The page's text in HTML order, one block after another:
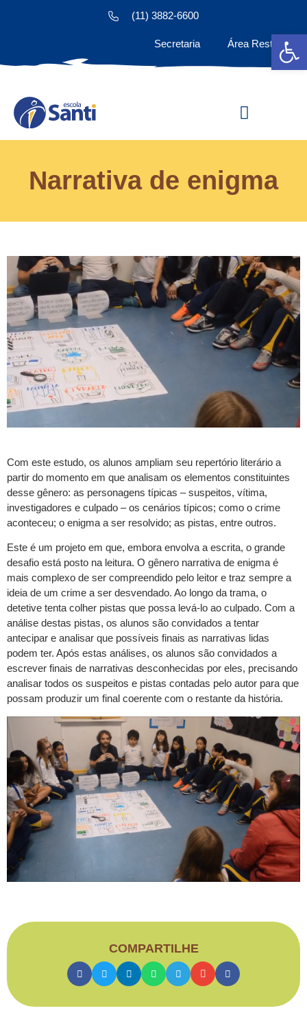
(11) 3882-6600
Secretaria Área Restrita
Narrativa de enigma
Com este estudo, os alunos ampliam seu repertório literário a
partir do momento em que analisam os elementos constituintes
desse gênero: as personagens típicas – suspeitos, vítima,
investigadores e culpado – os cenários típicos; como o crime
aconteceu; o enigma a ser resolvido; as pistas, entre outros.
Este é um projeto em que, embora envolva a escrita, o grande
desafio está posto na leitura. O gênero narrativa de enigma é
mais complexo de ser compreendido pelo leitor e traz sempre a
ideia de um crime a ser desvendado. Ao longo da trama, o
detetive tenta colher pistas que possa levá-lo ao culpado. Com a
análise destas pistas, os alunos são convidados a tentar
antecipar e analisar que possíveis finais as narrativas lidas
podem ter. Após estas análises, os alunos são convidados a
escrever finais de narrativas desconhecidas por eles, precisando
analisar todos os suspeitos e pistas contadas pelo autor para que
possam produzir um final coerente com o restante da história.
COMPARTILHE